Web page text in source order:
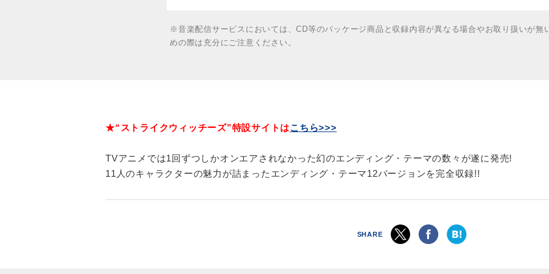
※音楽配信サービスにおいては、CD等のパッケージ商品と収録内容が異なる場合やお取り扱いが無
めの際は充分にご注意ください。
★“ストライクウィッチーズ”特設サイトはこちら>>>
TVアニメでは1回ずつしかオンエアされなかった幻のエンディング・テーマの数々が遂に発売!
11人のキャラクターの魅力が詰まったエンディング・テーマ12バージョンを完全収録!!
SHARE